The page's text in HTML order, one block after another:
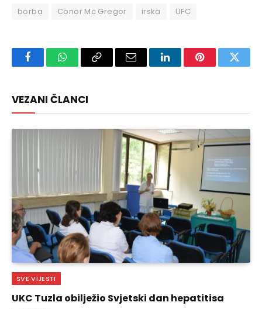
borba Conor Mc Gregor irska UFC
FacebookWhatsAppCopy
Email LinkedInPinterest
VEZANI ČLANCI
SVE VIJESTI
UKC Tuzla obilježio Svjetski dan hepatitisa